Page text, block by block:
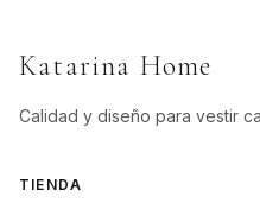
Katarina Home
Calidad y diseño para vestir
TIENDA